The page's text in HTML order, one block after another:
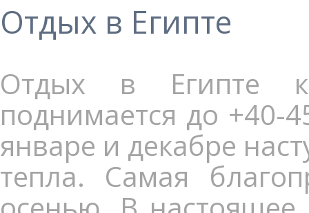
Отдых в Египте
Отдых в Египте
поднимается до +40-
январе и декабре
тепла. Самая